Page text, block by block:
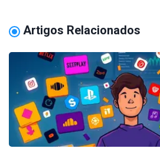
Artigos Relacionados